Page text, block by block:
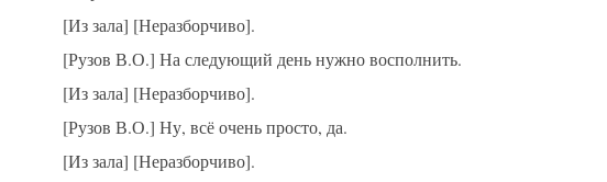
[Из зала] [Неразборчиво].
[Рузов В.О.] На следующий день нужно восполнить.
[Из зала] [Неразборчиво].
[Рузов В.О.] Ну, всё очень просто, да.
[Из зала] [Неразборчиво].